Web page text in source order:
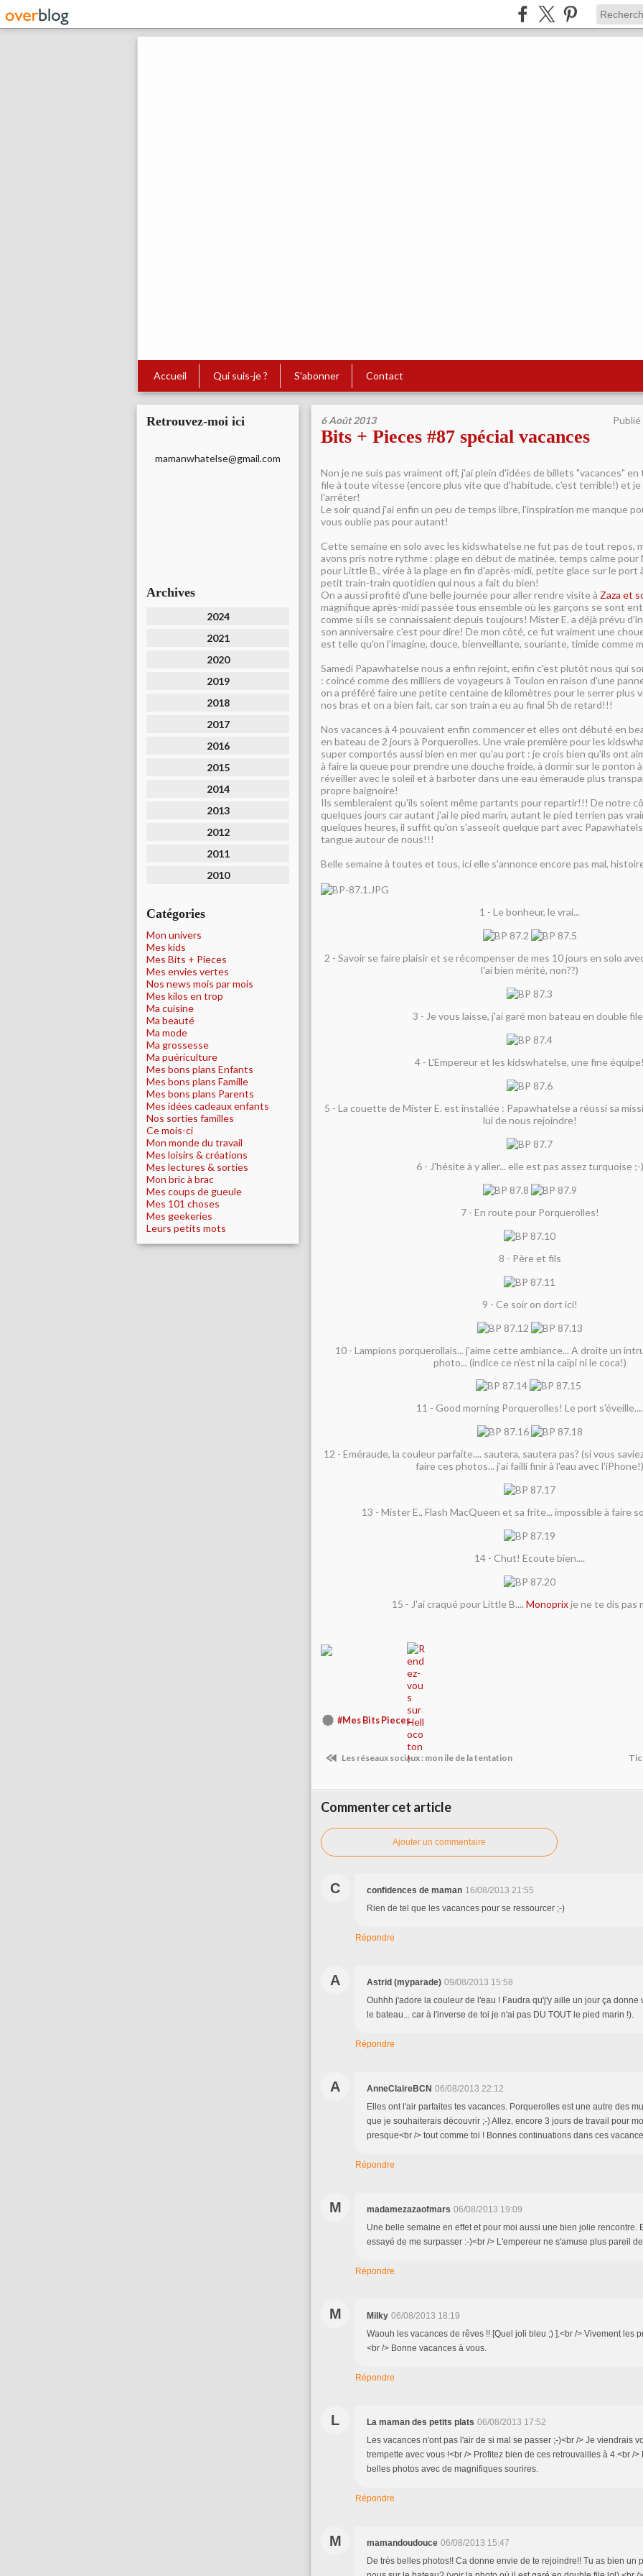
Accueil Qui suis-je ? S'abonner Contact
Retrouvez-moi ici
mamanwhatelse@gmail.com
Archives
2024
2021
2020
2019
2018
2017
2016
2015
2014
2013
2012
2011
2010
Catégories
Mon univers
Mes kids
Mes Bits + Pieces
Mes envies vertes
Nos news mois par mois
Mes kilos en trop
Ma cuisine
Ma beauté
Ma mode
Ma grossesse
Ma puériculture
Mes bons plans Enfants
Mes bons plans Famille
Mes bons plans Parents
Mes idées cadeaux enfants
Nos sorties familles
Ce mois-ci
Mon monde du travail
Mes loisirs & créations
Mes lectures & sorties
Mon bric à brac
Mes coups de gueule
Mes 101 choses
Mes geekeries
Leurs petits mots
6 Août 2013 Publié
Bits + Pieces #87 spécial vacances
Non je ne suis pas vraiment off, j'ai plein d'idées de billets "vacances"
file à toute vitesse (encore plus vite que d'habitude, c'est terrible!) et je
l'arrêter!
Le soir quand j'ai enfin un peu de temps libre, l'inspiration me manque
vous oublie pas pour autant!
Cette semaine en solo avec les kidswhatelse ne fut pas de tout repos,
avons pris notre rythme : plage en début de matinée, temps calme
pour Little B., virée à la plage en fin d'après-midi, petite glace sur le port
petit train-train quotidien qui nous a fait du bien!
On a aussi profité d'une belle journée pour aller rendre visite à Zaza et
magnifique après-midi passée tous ensemble où les garçons se sont
comme si ils se connaissaient depuis toujours! Mister E. a déjà prévu
son anniversaire c'est pour dire! De mon côté, ce fut vraiment une
est telle qu'on l'imagine, douce, bienveillante, souriante, timide comme
Samedi Papawhatelse nous a enfin rejoint, enfin c'est plutôt nous qui
: coincé comme des milliers de voyageurs à Toulon en raison d'une
on a préféré faire une petite centaine de kilomètres pour le serrer plus
nos bras et on a bien fait, car son train a eu au final 5h de retard!!!
Nos vacances à 4 pouvaient enfin commencer et elles ont débuté en
en bateau de 2 jours à Porquerolles. Une vraie première pour les
super comportés aussi bien en mer qu'au port : je crois bien qu'ils ont
à faire la queue pour prendre une douche froide, à dormir sur le ponton
réveiller avec le soleil et à barboter dans une eau émeraude plus
propre baignoire!
Ils sembleraient qu'ils soient même partants pour repartir!!! De notre
quelques jours car autant j'ai le pied marin, autant le pied terrien pas
quelques heures, il suffit qu'on s'asseoit quelque part avec
tangue autour de nous!!!
Belle semaine à toutes et tous, ici elle s'annonce encore pas mal,
1 - Le bonheur, le vrai...
2 - Savoir se faire plaisir et se récompenser de mes 10 jours en solo
l'ai bien mérité, non??)
3 - Je vous laisse, j'ai garé mon bateau en double
4 - L'Empereur et les kidswhatelse, une fine équipe!
5 - La couette de Mister E. est installée : Papawhatelse a réussi sa
lui de nous rejoindre!
6 - J'hésite à y aller... elle est pas assez turquoise ;-)
7 - En route pour Porquerolles!
8 - Père et fils
9 - Ce soir on dort ici!
10 - Lampions porquerollais... j'aime cette ambiance... A droite un
photo... (indice ce n'est ni la caïpi ni le coca!)
11 - Good morning Porquerolles! Le port s'éveille....
12 - Eméraude, la couleur parfaite.... sautera, sautera pas? (si vous
faire ces photos... j'ai failli finir à l'eau avec l'iPhone!)
13 - Mister E., Flash MacQueen et sa frite... impossible à faire
14 - Chut! Ecoute bien....
15 - J'ai craqué pour Little B.... Monoprixje ne te dis pas
#Mes Bits Pieces
Les réseaux sociaux : mon ile de la tentation Tic
Commenter cet article
Ajouter un commentaire
C confidences de maman 16/08/2013 21:55
Rien de tel que les vacances pour se ressourcer ;-)
Répondre
A Astrid (myparade) 09/08/2013 15:58
Ouhhh j'adore la couleur de l'eau ! Faudra qu'j'y aille un jour ça donne
le bateau... car à l'inverse de toi je n'ai pas DU TOUT le pied marin !).
Répondre
A AnneClaireBCN 06/08/2013 22:12
Elles ont l'air parfaites tes vacances. Porquerolles est une autre des
que je souhaiterais découvrir ;-) Allez, encore 3 jours de travail pour
presque<br /> tout comme toi ! Bonnes continuations dans ces
Répondre
M madamezazaofmars 06/08/2013 19:09
Une belle semaine en effet et pour moi aussi une bien jolie rencontre.
essayé de me surpasser :-)<br /> L'empereur ne s'amuse plus pareil
Répondre
M Milky 06/08/2013 18:19
Waouh les vacances de rêves !! [Quel joli bleu ;) ].<br /> Vivement les
<br /> Bonne vacances à vous.
Répondre
L La maman des petits plats 06/08/2013 17:52
Les vacances n'ont pas l'air de si mal se passer ;-)<br /> Je viendrais
trempette avec vous !<br /> Profitez bien de ces retrouvailles à 4.<br />
belles photos avec de magnifiques sourires.
Répondre
M mamandoudouce 06/08/2013 15:47
De très belles photos!! Ca donne envie de te rejoindre!! Tu as bien un